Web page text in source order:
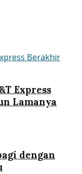
Express
Lamanya
dengan